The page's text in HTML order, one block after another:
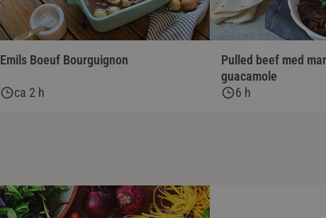
Emils Boeuf Bourguignon
ca 2 h
Pulled beef med
guacamole
6 h